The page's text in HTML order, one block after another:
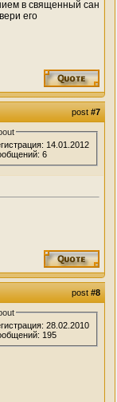
в священный сан
его
post#7
14.01.2012
6
post#8
28.02.2010
195